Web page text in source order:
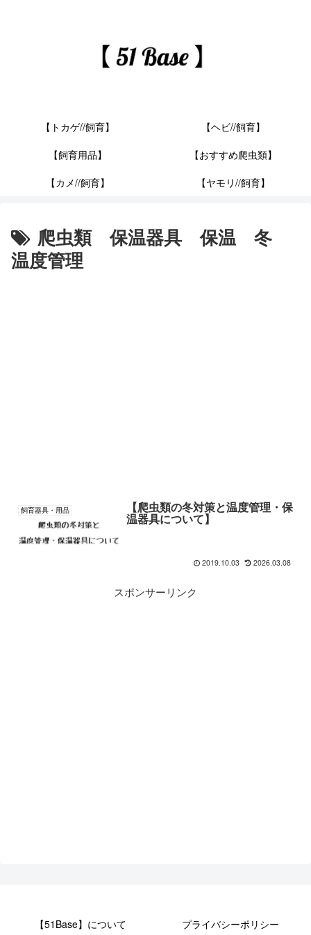
【トカゲ//飼育】
【ヘビ//飼育】
【飼育用品】
【おすすめ爬虫類】
【カメ//飼育】
【ヤモリ//飼育】
爬虫類 保温器具 保温 冬
温度管理
飼育器具・用品 【爬虫類の冬対策と温度管理・保
温器具について】
2019.10.03 2026.03.08
スポンサーリンク
【51Base】について プライバシーポリシー